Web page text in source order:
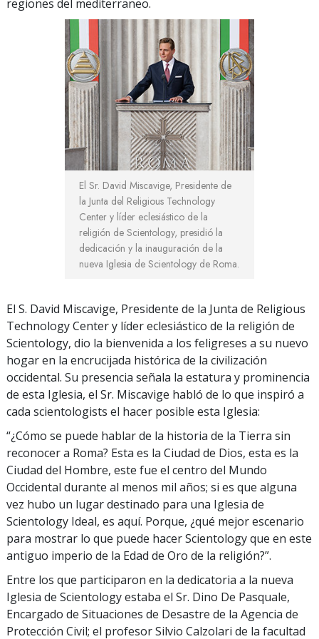
regiones del mediterraneo.
El Sr. David Miscavige, Presidente de
la Junta del Religious Technology
Center y líder eclesiástico de la
religión de Scientology, presidió la
dedicación y la inauguración de la
nueva Iglesia de Scientology de Roma.
El S. David Miscavige, Presidente de la Junta de Religious
Technology Center y líder eclesiástico de la religión de
Scientology, dio la bienvenida a los feligreses a su nuevo
hogar en la encrucijada histórica de la civilización
occidental. Su presencia señala la estatura y prominencia
de esta Iglesia, el Sr. Miscavige habló de lo que inspiró a
cada scientologists el hacer posible esta Iglesia:
“¿Cómo se puede hablar de la historia de la Tierra sin
reconocer a Roma? Esta es la Ciudad de Dios, esta es la
Ciudad del Hombre, este fue el centro del Mundo
Occidental durante al menos mil años; si es que alguna
vez hubo un lugar destinado para una Iglesia de
Scientology Ideal, es aquí. Porque, ¿qué mejor escenario
para mostrar lo que puede hacer Scientology que en este
antiguo imperio de la Edad de Oro de la religión?”.
Entre los que participaron en la dedicatoria a la nueva
Iglesia de Scientology estaba el Sr. Dino De Pasquale,
Encargado de Situaciones de Desastre de la Agencia de
Protección Civil; el profesor Silvio Calzolari de la facultad